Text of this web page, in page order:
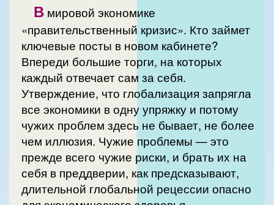
В мировой экономике
«правительственный кризис». Кто займет
ключевые посты в новом кабинете?
Впереди большие торги, на которых
каждый отвечает сам за себя.
Утверждение, что глобализация запрягла
все экономики в одну упряжку и потому
чужих проблем здесь не бывает, не более
чем иллюзия. Чужие проблемы — это
прежде всего чужие риски, и брать их на
себя в преддверии, как предсказывают,
длительной глобальной рецессии опасно